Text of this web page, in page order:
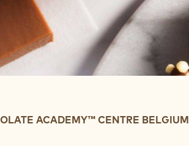
ACADEMY™ CENTRE BELGIUM